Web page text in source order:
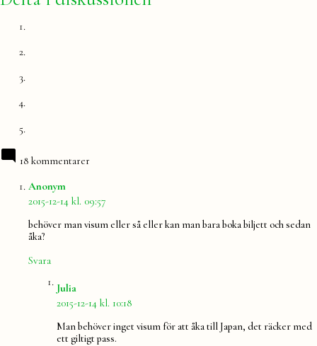
18 kommentarer
Anonym
2015-12-14 kl. 09:57
behöver man visum eller så eller kan man bara boka biljett och sedan
åka?
Svara
Julia
2015-12-14 kl. 10:18
Man behöver inget visum för att åka till Japan, det räcker med
ett giltigt pass.